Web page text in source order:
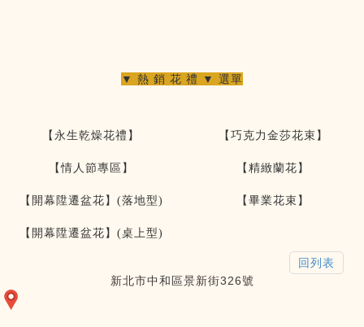
▼ 熱 銷 花 禮 ▼ 選單
【永生乾燥花禮】 【巧克力金莎花束】
【情人節專區】 【精緻蘭花】
【開幕陞遷盆花】(落地型) 【畢業花束】
【開幕陞遷盆花】(桌上型)
新北市中和區景新街326號
回列表